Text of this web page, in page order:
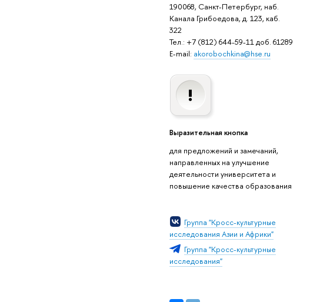
190068, Санкт-Петербург, наб.
Канала Грибоедова, д. 123, каб.
322
Тел.: +7 (812) 644-59-11 доб. 61289
E-mail: akorobochkina@hse.ru
Выразительная кнопка
для предложений и замечаний,
направленных на улучшение
деятельности университета и
повышение качества образования
Группа "Кросс-культурные
исследования Азии и Африки"
Группа "Кросс-культурные
исследования"